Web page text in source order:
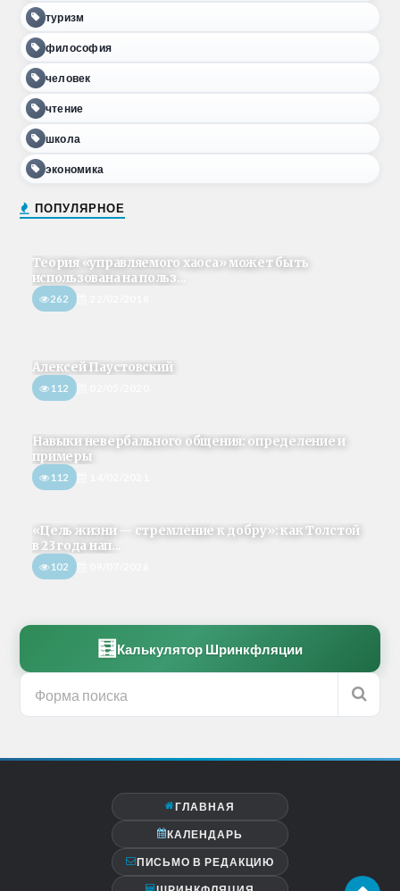
туризм
философия
человек
чтение
школа
экономика
ПОПУЛЯРНОЕ
Теория «управляемого хаоса» может быть
использована на польз...
262
Алексей Паустовский
112
Навыки невербального общения: определение и
примеры
112
«Цель жизни — стремление к добру»: как Толстой
в 23 года нап...
102
🧮 Калькулятор Шринкфляции
ГЛАВНАЯ
КАЛЕНДАРЬ
ПИСЬМО В РЕДАКЦИЮ